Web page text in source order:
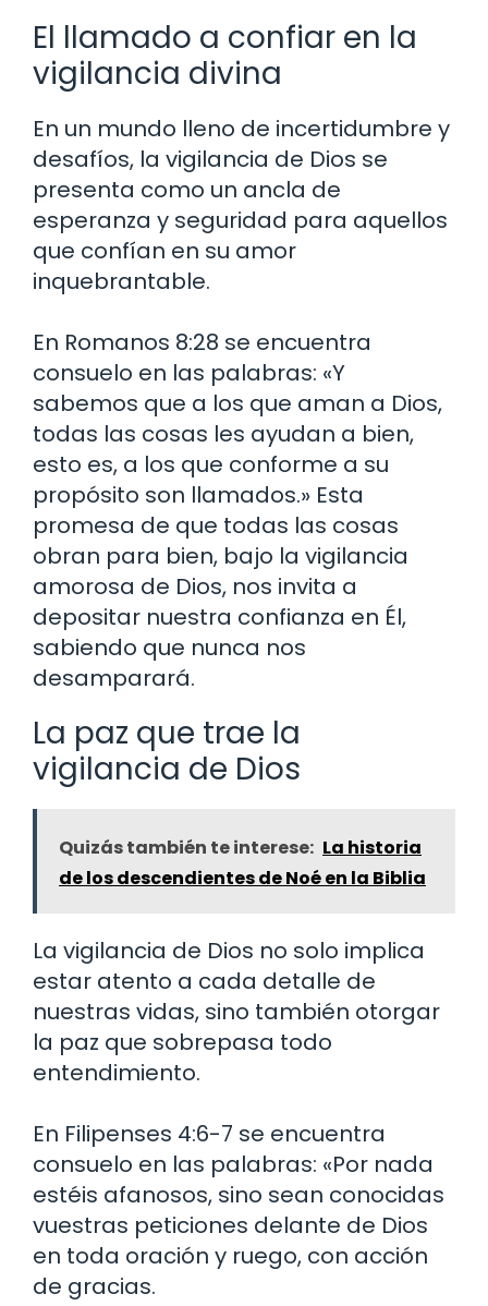
El llamado a confiar en la
vigilancia divina
En un mundo lleno de incertidumbre y
desafíos, la vigilancia de Dios se
presenta como un ancla de
esperanza y seguridad para aquellos
que confían en su amor
inquebrantable.
En Romanos 8:28 se encuentra
consuelo en las palabras: «Y
sabemos que a los que aman a Dios,
todas las cosas les ayudan a bien,
esto es, a los que conforme a su
propósito son llamados.» Esta
promesa de que todas las cosas
obran para bien, bajo la vigilancia
amorosa de Dios, nos invita a
depositar nuestra confianza en Él,
sabiendo que nunca nos
desamparará.
La paz que trae la
vigilancia de Dios
Quizás también te interese: La historia
de los descendientes de Noé en la Biblia
La vigilancia de Dios no solo implica
estar atento a cada detalle de
nuestras vidas, sino también otorgar
la paz que sobrepasa todo
entendimiento.
En Filipenses 4:6-7 se encuentra
consuelo en las palabras: «Por nada
estéis afanosos, sino sean conocidas
vuestras peticiones delante de Dios
en toda oración y ruego, con acción
de gracias.